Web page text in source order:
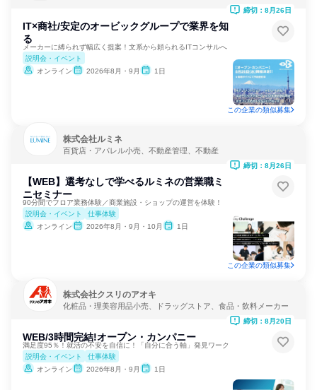
IT×商社/安定のオービックグループで業界を知
る
メーカーに縛られず幅広く提案！文系から頼られるITコンサルへ
説明会・イベント
オンライン
2026年8月・9月 1日
締切：8月26日
この企業の類似募集
株式会社ルミネ
百貨店・アパレル小売、不動産管理、不動産
【WEB】選考なしで学べるルミネの営業職ミ
ニセミナー
90分間でフロア業務体験／商業施設・ショップの運営を体験！
説明会・イベント
仕事体験
オンライン
2026年8月・9月・10月 1日
締切：8月26日
この企業の類似募集
株式会社クスリのアオキ
化粧品・理美容用品小売、ドラッグストア、食品・飲料メーカー
WEB/3時間完結!オープン・カンパニー
満足度95％！就活の不安を自信に！「自分に合う軸」発見ワーク
説明会・イベント
仕事体験
オンライン
2026年8月・9月 1日
締切：8月20日